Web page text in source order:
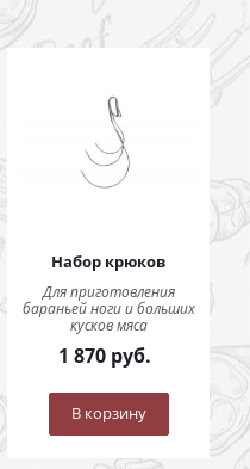
Набор крюков
Для приготовления
бараньей ноги и больших
кусков мяса
1 870руб.
В корзину